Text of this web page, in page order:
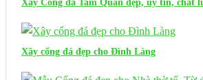
Xây Cổng đá Tam Quan đẹp, uy tín, chất
Xây cổng đá đẹp cho Đình Làng